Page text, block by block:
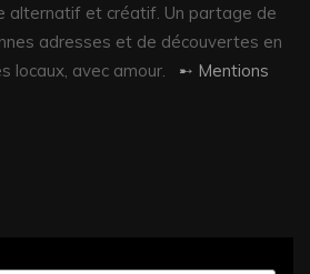
alternatif et créatif. Un partage de
adresses et de découvertes en
locaux, avec amour. ➸ Mentions